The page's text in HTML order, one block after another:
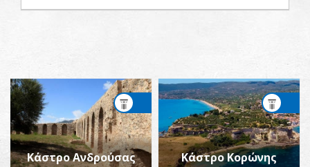
Κάστρο Ανδρούσας Κάστρο Κορώνης